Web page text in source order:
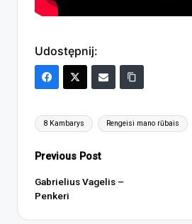
Udostępnij:
Tags:
8 Kambarys Rengeisi mano rūbais
Post
navigation
Previous Post
Gabrielius Vagelis –
Penkeri